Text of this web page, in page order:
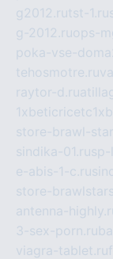
g2012.rutst-1.ru
g-2012.ruops-
poka-vse-
tehosmotre.ru
raytor-d.ru
store-brawl-
sindika-01.ru
e-abis-1-c.ru
store-
antenna-
3-sex-porn.ru
viagra-tablet.ru